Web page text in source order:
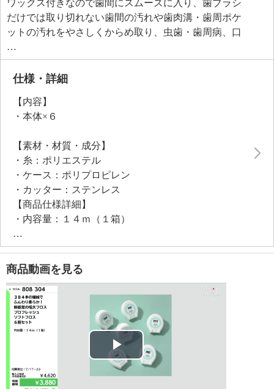
ワックス付きなので歯間にスムーズに入り、歯ブラシ
だけでは取り切れない歯間の汚れや歯肉溝・歯周ポケ
ットの汚れをやさしくからめ取り、虫歯・歯周病、口
臭の原因となる汚れを効果的に除去します。
重曹配合の、余計な香りを加えない無香料タイプで、
ブランドコンセプトの「無臭の息に近付ける」を目指
仕様・詳細
【内容】
・本体×６
【素材・材質・成分】
・糸：ポリエステル
・ケース：ポリプロピレン
・カッター：ステンレス
【商品仕様詳細】
・内容量：１４ｍ（１箱）
【保証（有無）、保証期間】
・なし
【原産国（地）】
・イタリア製
商品動画を見る
Play